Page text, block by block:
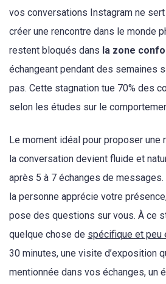
vos conversations Instagram ne sert
créer une rencontre dans le monde
restent bloqués dans la zone
échangeant pendant des semaines
pas. Cette stagnation tue 70% des
selon les études sur le
Le moment idéal pour proposer une
la conversation devient fluide et
après 5 à 7 échanges de
la personne apprécie votre
pose des questions sur vous. À ce
quelque chose de spécifique et peu
30 minutes, une visite d’exposition
mentionnée dans vos échanges, un